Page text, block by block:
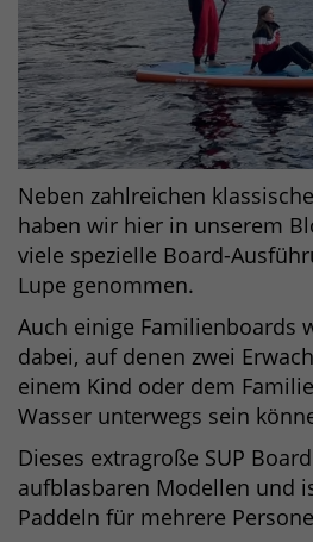
Neben zahlreichen
haben wir hier in unserem
viele spezielle Board-
Lupe genommen.
Auch einige Familienboards
dabei, auf denen zwei
einem Kind oder dem
Wasser unterwegs sein
Dieses extragroße SUP
aufblasbaren Modellen und
Paddeln für mehrere